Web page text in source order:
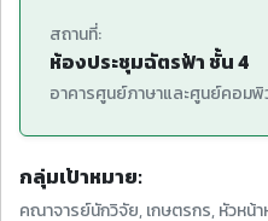
สถานที่:
ห้องประชุมฉัตรฟ้า ชั้น 4
อาคารศูนย์ภาษาและศูนย์คอมพิ
กลุ่มเป้าหมาย:
คณาจารย์นักวิจัย, เกษตรกร, หัวหน้